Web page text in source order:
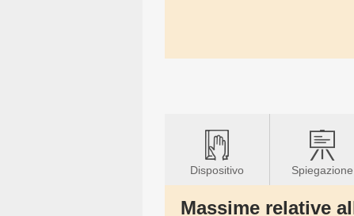
Dispositivo Spiegazione
Massime relative